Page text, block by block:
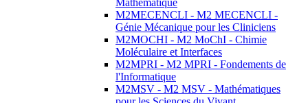
Mathématique
M2MECENCLI - M2 MECENCLI -
Génie Mécanique pour les Cliniciens
M2MOCHI - M2 MoChI - Chimie
Moléculaire et Interfaces
M2MPRI - M2 MPRI - Fondements de
l'Informatique
M2MSV - M2 MSV - Mathématiques